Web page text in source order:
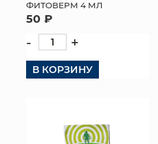
ФИТОВЕРМ 4 МЛ
50 ₽
- +
В КОРЗИНУ